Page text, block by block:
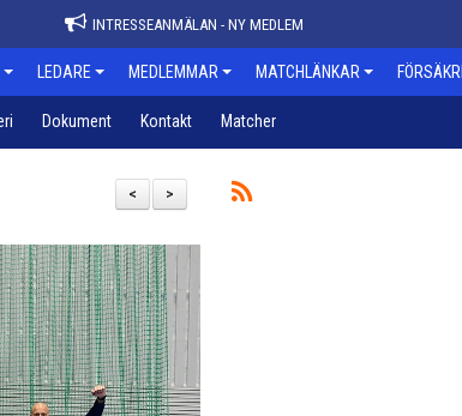
INTRESSEANMÄLAN - NY MEDLEM
LEDARE MEDLEMMAR MATCHLÄNKAR
Dokument Kontakt Matcher
>
<